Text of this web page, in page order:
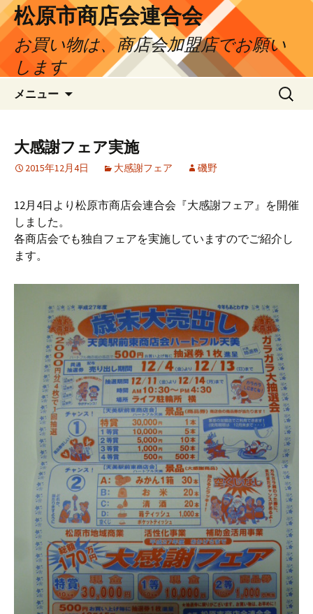
松原市商店会連合会
お買い物は、商店会加盟店でお願い
します
メニュー
ツ
へ
キ
プ
検
索:
大感謝フェア実施
2015年12月4日 大感謝フェア 磯野
12月4日より松原市商店会連合会『大感謝フェア』を開催
しました。
各商店会でも独自フェアを実施していますのでご紹介し
ます。